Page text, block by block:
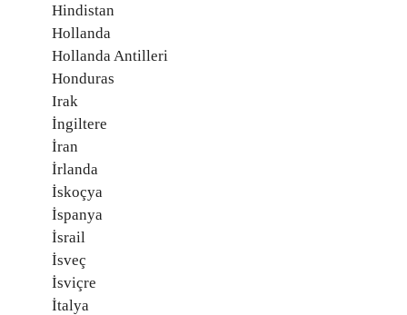
Hindistan
Hollanda
Hollanda Antilleri
Honduras
Irak
İngiltere
İran
İrlanda
İskoçya
İspanya
İsrail
İsveç
İsviçre
İtalya